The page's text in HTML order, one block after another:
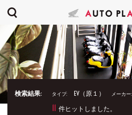
検索結果: タイプ: EV（原１） メーカー:
11 件ヒットしました。